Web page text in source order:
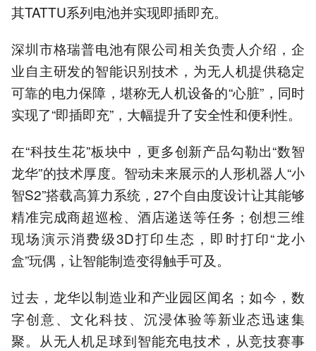
其TATTU系列电池并实现即插即充。
深圳市格瑞普电池有限公司相关负责人介绍，企
业自主研发的智能识别技术，为无人机提供稳定
可靠的电力保障，堪称无人机设备的“心脏”，同时
实现了“即插即充”，大幅提升了安全性和便利性。
在“科技生花”板块中，更多创新产品勾勒出“数智
龙华”的技术厚度。智动未来展示的人形机器人“小
智S2”搭载高算力系统，27个自由度设计让其能够
精准完成商超巡检、酒店递送等任务；创想三维
现场演示消费级3D打印生态，即时打印“龙小
盒”玩偶，让智能制造变得触手可及。
过去，龙华以制造业和产业园区闻名；如今，数
字创意、文化科技、沉浸体验等新业态迅速集
聚。从无人机足球到智能充电技术，从竞技赛事